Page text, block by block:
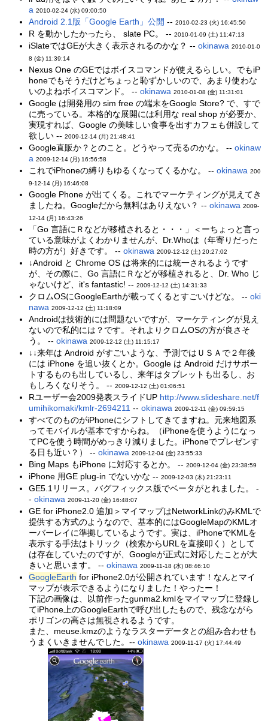
a 2010-02-24 (水) 09:00:50
Android 2.1版「Google Earth」公開 --2010-02-23 (火) 16:45:50
R を動かしたかったら、 slate PC。 --2010-01-09 (土) 11:47:13
iSlateではGEが大きく表示されるのかな？ --okinawa 2010-01-0
8 (金) 11:39:14
Nexus One のGEではボイスコマンドが使えるらしい。でもiP
honeでもそうだけどちょっと恥ずかしいので、あまり使わな
いのよねボイスコマンド。 --okinawa 2010-01-08 (金) 11:31:01
Google は開発用の sim free の端末をGoogle Store? で、すで
に売っている。本格的な展開には利用な real shop が必要か、
実現すれば、Google の美味しい食事を出すカフェも併設して
欲しい --2009-12-14 (月) 21:48:41
Google直販か？とのこと。どうやって売るのかな。 --okinaw
a 2009-12-14 (月) 16:56:58
これでiPhoneの縛りもゆるくなってくるかな。 --okinawa 200
9-12-14 (月) 16:46:08
Google Phone が出てくる。これでマーケティングが見えてき
ましたね。Googleだから無料はありえない？ --okinawa 2009-
12-14 (月) 16:43:26
「Go 言語にＲなどが移植されると・・・」＜ーちょっと言っ
ている意味がよくわかりませんが、Dr.Whoは（年寄りだった
時の方が）好きです。 --okinawa 2009-12-12 (土) 20:27:02
↓Android と Chrome OS は将来的には統一されるようです
が、その際に、Go 言語にＲなどが移植されると、Dr. Who じ
ゃないけど、it's fantastic! --2009-12-12 (土) 14:31:33
クロムOSにGoogleEarthが載ってくるとすごいけどな。 --oki
nawa 2009-12-12 (土) 11:18:09
Androidは技術的には問題ないですが、マーケティングが見え
ないので私的には？です。それよりクロムOSの方が良さそ
う。 --okinawa 2009-12-12 (土) 11:15:17
↓↓来年は Android がすごいような、予測ではＵＳＡで２年後
には iPhone を追い抜くとか。Google は Android だけサポー
トするものも出しているし、来年はタブレットも出るし、お
もしろくなりそう。 --2009-12-12 (土) 01:06:51
Rユーザー会2009発表スライドUP http://www.slideshare.net/f
umihikomaki/kmlr-2694211 --okinawa 2009-12-11 (金) 09:59:15
すべてのものがiPhoneにシフトしてきてますね。元来地図系
ってモバイルが基本ですからね。（iPhoneを使うようになっ
てPCを使う時間がめっきり減りました。iPhoneでプレゼンす
る日も近い？） --okinawa 2009-12-04 (金) 23:55:33
Bing Maps もiPhone に対応するとか。 --2009-12-04 (金) 23:38:59
iPhone 用GE plug-in でないかな --2009-12-03 (木) 21:23:11
GE5.1リリース。バグフィックス版でベータがとれました。 -
-okinawa 2009-11-20 (金) 16:48:07
GE for iPhone2.0 追加＞マイマップはNetworkLinkのみKMLで
提供する方式のようなので、基本的にはGoogleMapのKMLオ
ーバーレイに準拠しているようです。実は、iPhoneでKMLを
表示する手法はトリック（検索からURLを直接叩く）として
は存在していたのですが、Googleが正式に対応したことが大
きいと思います。 --okinawa 2009-11-18 (水) 08:46:10
GoogleEarth for iPhone2.0が公開されています！なんとマイ
マップが表示できるようになりました！やったー！
下記の画像は、以前作ったgunma2.kmlをマイマップに登録し
てiPhone上のGoogleEarthで呼び出したもので、残念ながら
ポリゴンの高さは無視されるようです。
また、meuse.kmzのようなラスターデータとの組み合わせも
うまくいきませんでした。--okinawa 2009-11-17 (火) 17:44:49